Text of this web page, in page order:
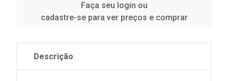
Faça seu login ou
cadastre-se para ver preços e comprar
Descrição